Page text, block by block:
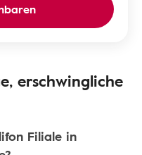
erschwingliche
Filiale in